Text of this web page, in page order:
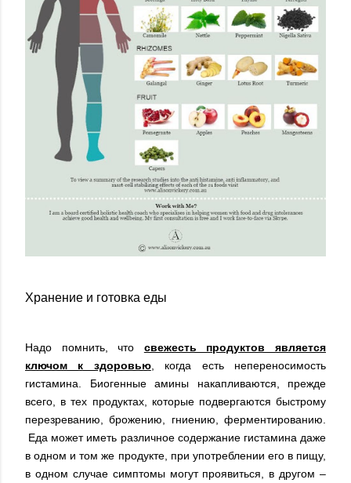
Хранение и готовка еды
Надо помнить, что свежесть продуктов является
ключом к здоровью, когда есть непереносимость
гистамина. Биогенные амины накапливаются, прежде
всего, в тех продуктах, которые подвергаются быстрому
перезреванию, брожению, гниению, ферментированию.
Еда может иметь различное содержание гистамина даже
в одном и том же продукте, при употреблении его в пищу,
в одном случае симптомы могут проявиться, в другом –